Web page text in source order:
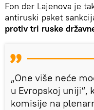
Fon der Lajenova je
antiruski paket
protiv tri ruske
„One više neće
u Evropskoj uniji“,
komisije na